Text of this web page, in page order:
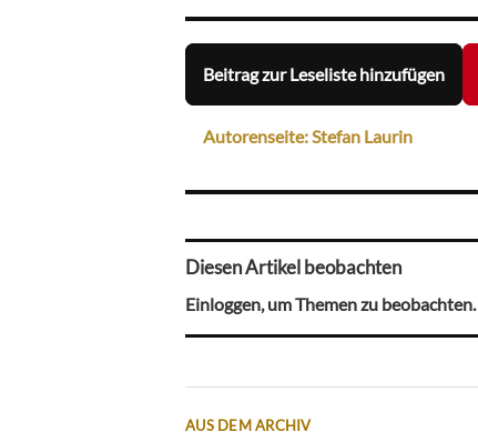
Beitrag zur Leseliste hinzufügen
Autorenseite: Stefan Laurin
Diesen Artikel beobachten
Einloggen, um Themen zu beobachten.
AUS DEM ARCHIV